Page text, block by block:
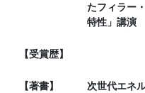
たフィラー
特性」講演
【受賞歴】
【著書】
次世代エネ